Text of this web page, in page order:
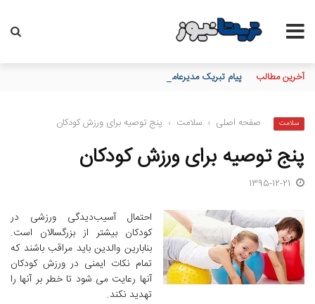
آخرین مطالب پیام تبریک مدیرعامل بانک تجارت به مناسبت فرارسیدن هفدهم
سلامت صفحه اصلی › سلامت › پنج توصیه برای ورزش کودکان
پنج توصیه برای ورزش کودکان
1395-12-21
احتمال آسیب‌دیدگی‌ ورزشی در
کودکان بیشتر از بزرگسالان است.
بنابارین والدین باید مراقب باشند که
تمام نکات ایمنی در ورزش کودکان
آنها رعایت می شود تا خطر بر آنها را
تهدید نکند.